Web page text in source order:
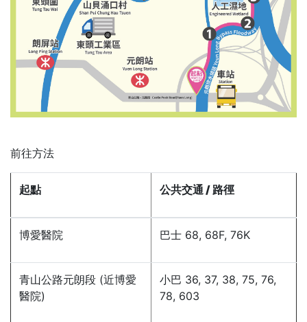
前往方法
起點 公共交通 / 路徑
博愛醫院 巴士 68, 68F, 76K
青山公路元朗段 (近博愛
醫院)
小巴 36, 37, 38, 75, 76,
78, 603